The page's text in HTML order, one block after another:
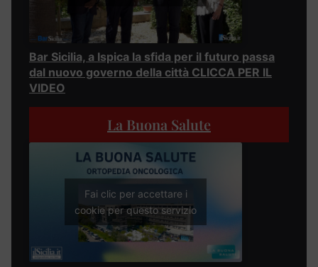
Bar Sicilia, a Ispica la sfida per il futuro passa
dal nuovo governo della città CLICCA PER IL
VIDEO
La Buona Salute
Fai clic per accettare i
cookie per questo servizio